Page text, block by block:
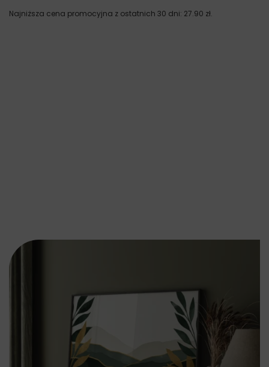
Najniższa cena promocyjna z ostatnich 30 dni: 27.90 zł.